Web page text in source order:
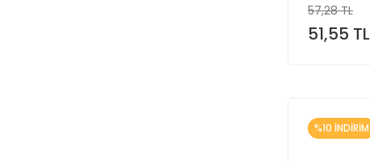
57,28 TL
51,55 TL
%10 İNDİRİM